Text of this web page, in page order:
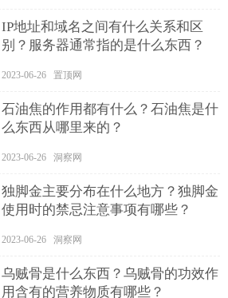
IP地址和域名之间有什么关系和区
别？服务器通常指的是什么东西？
2023-06-26 置顶网
石油焦的作用都有什么？石油焦是什
么东西从哪里来的？
2023-06-26 洞察网
独脚金主要分布在什么地方？独脚金
使用时的禁忌注意事项有哪些？
2023-06-26 洞察网
乌贼骨是什么东西？乌贼骨的功效作
用含有的营养物质有哪些？